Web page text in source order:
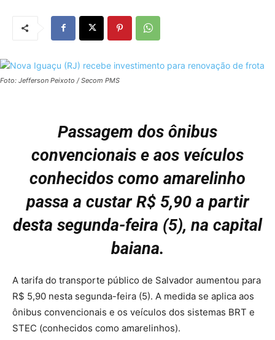
Foto: Jefferson Peixoto / Secom PMS
Passagem dos ônibus
convencionais e aos veículos
conhecidos como amarelinho
passa a custar R$ 5,90 a partir
desta segunda-feira (5), na capital
baiana.
A tarifa do transporte público de Salvador aumentou para
R$ 5,90 nesta segunda-feira (5). A medida se aplica aos
ônibus convencionais e os veículos dos sistemas BRT e
STEC (conhecidos como amarelinhos).